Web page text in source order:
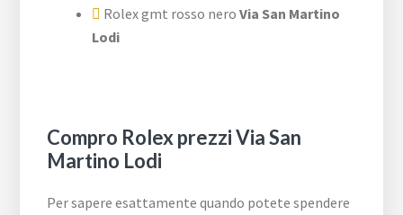
Rolex gmt rosso nero Via San Martino
Lodi
Compro Rolex prezzi Via San
Martino Lodi
Per sapere esattamente quando potete spendere